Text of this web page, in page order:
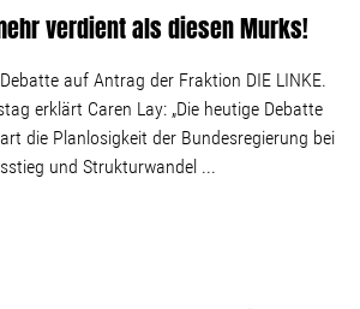
Über mich
Lebenslauf
Wohnopoly
verdient als diesen Murks!
auf Antrag der Fraktion DIE LINKE.
erklärt Caren Lay: „Die heutige Debatte
die Planlosigkeit der Bundesregierung bei
und Strukturwandel ...